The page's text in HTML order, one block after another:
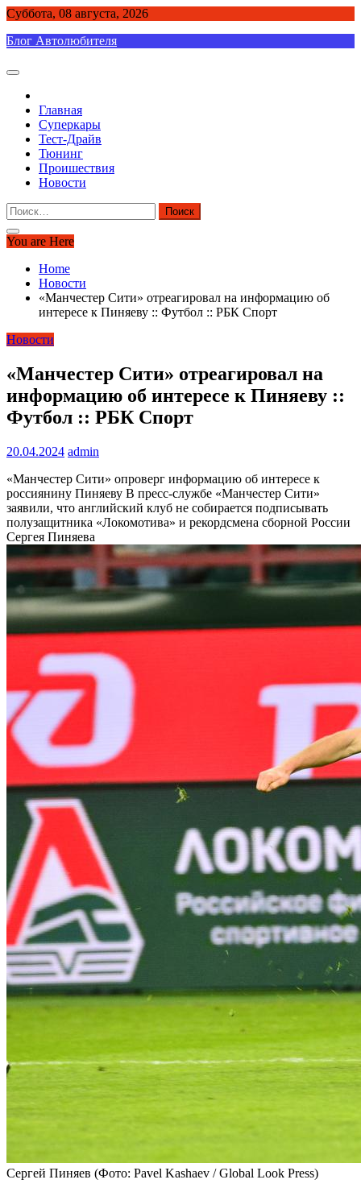
Skip
content
Суббота, 08 августа, 2026
Блог Автолюбителя
Главная
Суперкары
Тест-Драйв
Тюнинг
Проишествия
Новости
Найти:
You are Here
Home
Новости
«Манчестер Сити» отреагировал на информацию об
интересе к Пиняеву :: Футбол :: РБК Спорт
Новости
«Манчестер Сити» отреагировал на
информацию об интересе к Пиняеву ::
Футбол :: РБК Спорт
20.04.2024 admin
«Манчестер Сити» опроверг информацию об интересе к
россиянину Пиняеву В пресс-службе «Манчестер Сити»
заявили, что английский клуб не собирается подписывать
полузащитника «Локомотива» и рекордсмена сборной России
Сергея Пиняева
Сергей Пиняев (Фото: Pavel Kashaev / Global Look Press)